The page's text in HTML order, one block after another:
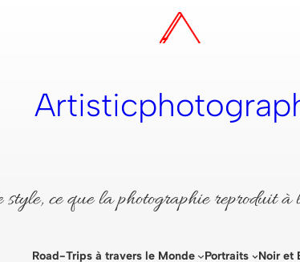
ce que la photographie reproduit
Road-Trips à travers le Monde Portraits Noir et